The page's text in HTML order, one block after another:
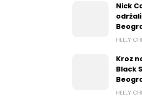
Nick
HELLY
Kroz
Black
HELLY